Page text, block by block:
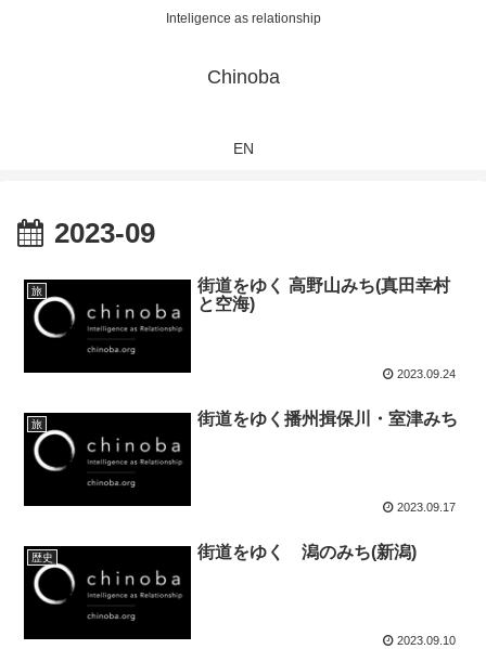
Inteligence as relationship
Chinoba
EN
2023-09
旅
街道をゆく 高野山みち(真田幸村
と空海)
2023.09.24
旅 街道をゆく播州揖保川・室津みち
2023.09.17
歴史 街道をゆく 潟のみち(新潟)
2023.09.10